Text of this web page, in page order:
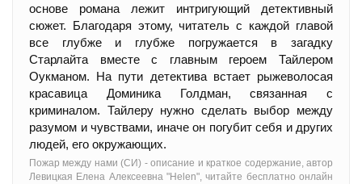
основе романа лежит интригующий детективный
сюжет. Благодаря этому, читатель с каждой главой
все глубже и глубже погружается в загадку
Старлайта вместе с главным героем Тайлером
Оукманом. На пути детектива встает рыжеволосая
красавица Доминика Голдман, связанная с
криминалом. Тайлеру нужно сделать выбор между
разумом и чувствами, иначе он погубит себя и других
людей, его окружающих.
Пожар между нами (СИ) - oписание и краткое содержание, автор
Левицкая Елена Алексеевна "Helen", читайте бесплатно онлайн